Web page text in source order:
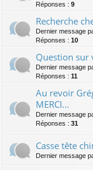
Réponses : 9
Recherche
Dernier message
Réponses : 10
Question sur
Dernier message
Réponses : 11
Au revoir
MERCI...
Dernier message
Réponses : 31
Casse tête
Dernier message